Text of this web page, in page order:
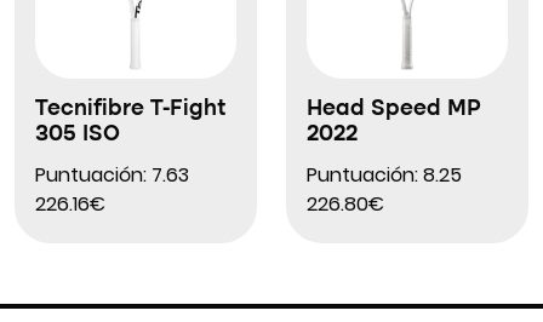
Tecnifibre T-Fight
305 ISO
Puntuación: 7.63
226.16€
Head Speed MP
2022
Puntuación: 8.25
226.80€